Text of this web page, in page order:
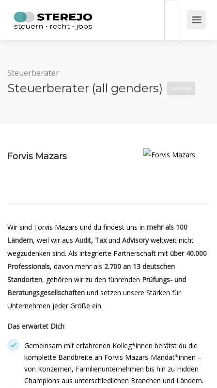
Steuerberater
Steuerberater (all genders) Vollzeit
Forvis Mazars
Wir sind Forvis Mazars und du findest uns in mehr als 100
Ländern, weil wir aus Audit, Taxund Advisoryweltweit nicht
wegzudenken sind. Als integrierte Partnerschaft mit über 40.000
Professionals, davon mehr als 2.700 an 13 deutschen
Standorten, gehören wir zu den führenden Prüfungs- und
Beratungsgesellschaften und setzen unsere Stärken für
Unternehmen jeder Größe ein.
Das erwartet Dich
Gemeinsam mit erfahrenen Kolleg*innen berätst du die
komplette Bandbreite an Forvis Mazars-Mandat*innen –
von Konzernen, Familienunternehmen bis hin zu Hidden
Champions aus unterschiedlichen Branchen und Ländern.